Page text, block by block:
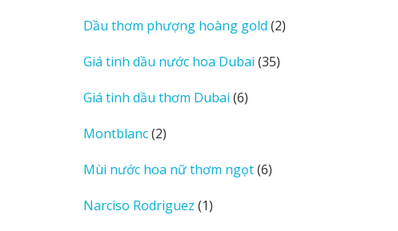
phẩm
Dầu thơm phượng hoàng gold 22
Giá tinh dầu nước hoa Dubai 3535
Giá tinh dầu thơm Dubai 66
Montblanc 22
phẩm
Mùi nước hoa nữ thơm ngọt 66
Narciso Rodriguez 11